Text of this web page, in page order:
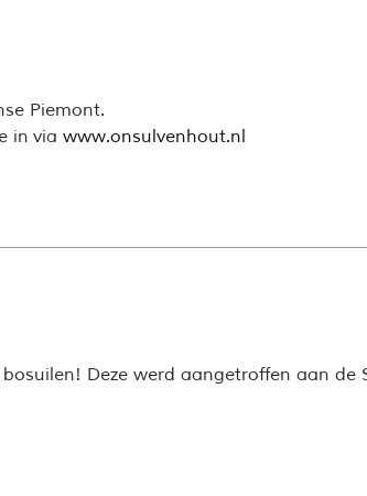
Piemont.
in via www.onsulvenhout.nl
Deze werd aangetroffen aan de